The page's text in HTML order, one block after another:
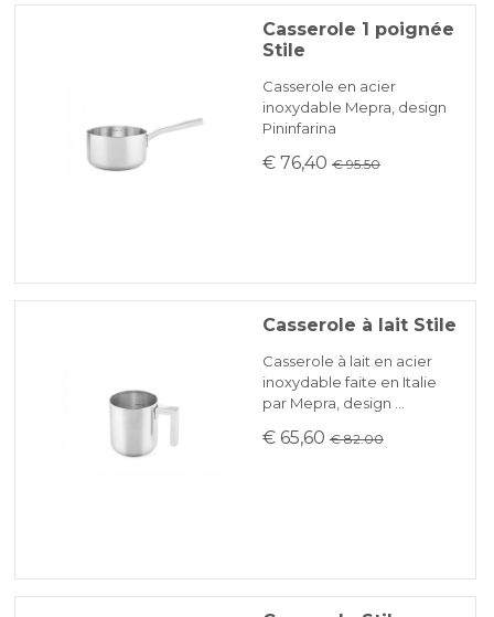
Casserole 1 poignée
Stile
Casserole en acier
inoxydable Mepra, design
Pininfarina
€ 76,40 € 95.50
Casserole à lait Stile
Casserole à lait en acier
inoxydable faite en Italie
par Mepra, design …
€ 65,60 € 82.00